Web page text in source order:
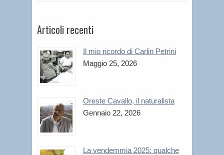
Articoli recenti
Il mio ricordo di Carlin Petrini
Maggio 25, 2026
Oreste Cavallo, il naturalista
Gennaio 22, 2026
La vendemmia 2025: qualche